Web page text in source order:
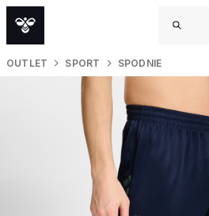
OUTLET SPORT SPODNIE